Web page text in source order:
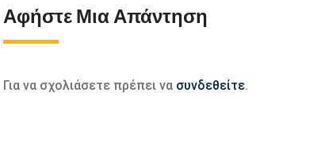
Αφήστε Μια Απάντηση
Για να σχολιάσετε πρέπει να συνδεθείτε.